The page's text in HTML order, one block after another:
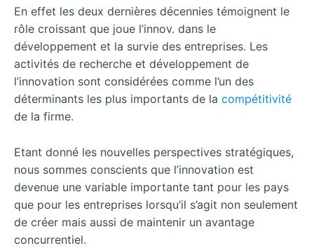
En effet les deux dernières décennies témoignent le
rôle croissant que joue l’innov. dans le
développement et la survie des entreprises. Les
activités de recherche et développement de
l’innovation sont considérées comme l’un des
déterminants les plus importants de la compétitivité
de la firme.
Etant donné les nouvelles perspectives stratégiques,
nous sommes conscients que l’innovation est
devenue une variable importante tant pour les pays
que pour les entreprises lorsqu’il s’agit non seulement
de créer mais aussi de maintenir un avantage
concurrentiel.